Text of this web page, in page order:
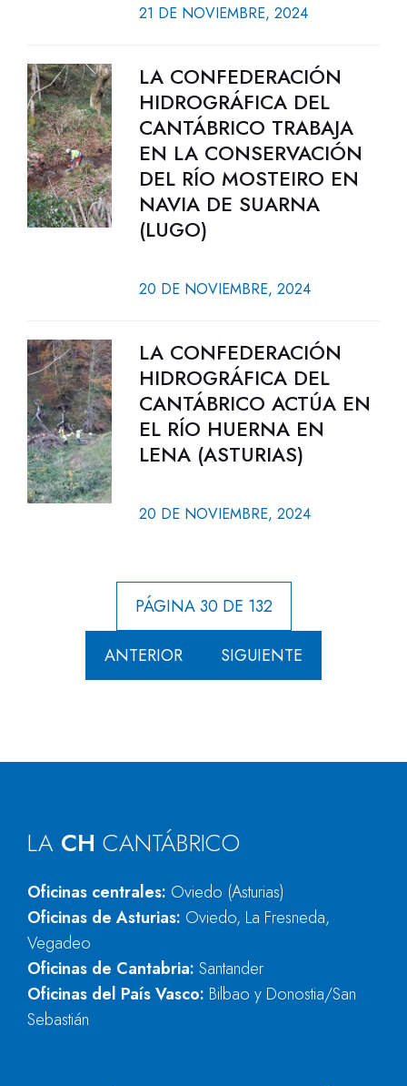
21 DE NOVIEMBRE, 2024
LA CONFEDERACIÓN
HIDROGRÁFICA DEL
CANTÁBRICO TRABAJA
EN LA CONSERVACIÓN
DEL RÍO MOSTEIRO EN
NAVIA DE SUARNA
(LUGO)
20 DE NOVIEMBRE, 2024
LA CONFEDERACIÓN
HIDROGRÁFICA DEL
CANTÁBRICO ACTÚA EN
EL RÍO HUERNA EN
LENA (ASTURIAS)
20 DE NOVIEMBRE, 2024
PÁGINA 30 DE 132
ANTERIOR SIGUIENTE
LA CH CANTÁBRICO
Oficinas centrales: Oviedo (Asturias)
Oficinas de Asturias: Oviedo, La Fresneda,
Vegadeo
Oficinas de Cantabria: Santander
Oficinas del País Vasco: Bilbao y Donostia/San
Sebastián